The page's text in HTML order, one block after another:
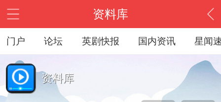
资料库
门户 论坛 英剧快报 国内资讯 星闻
资料库